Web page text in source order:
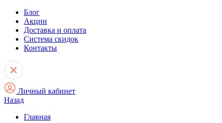
Блог
Акции
Доставка и оплата
Система скидок
Контакты
Личный кабинет
Назад
Главная